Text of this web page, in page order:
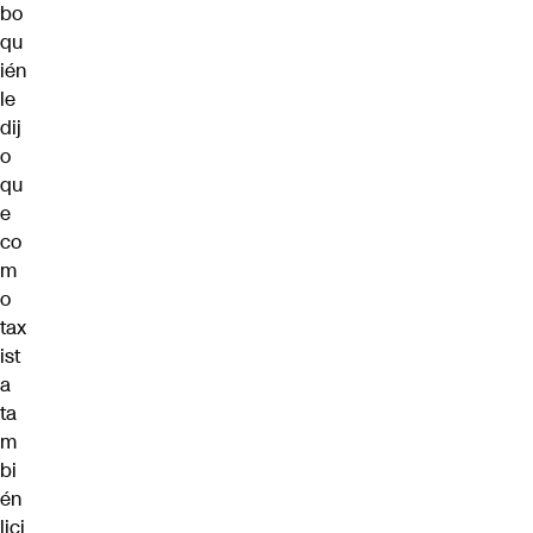
bo
qu
ién
le
dij
o
qu
e
co
m
o
tax
ist
a
ta
m
bi
én
lici